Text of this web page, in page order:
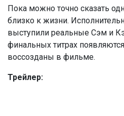
Пока можно точно сказать
близко к жизни.
выступили реальные Сэм и
финальных титрах
воссозданы в фильме.
Трейлер: